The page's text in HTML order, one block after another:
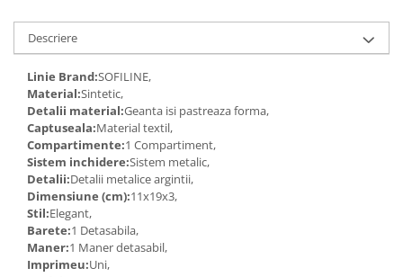
Descriere
Linie Brand:SOFILINE,
Material:Sintetic,
Detalii material:Geanta isi pastreaza forma,
Captuseala:Material textil,
Compartimente:1 Compartiment,
Sistem inchidere:Sistem metalic,
Detalii:Detalii metalice argintii,
Dimensiune (cm):11x19x3,
Stil:Elegant,
Barete:1 Detasabila,
Maner:1 Maner detasabil,
Imprimeu:Uni,